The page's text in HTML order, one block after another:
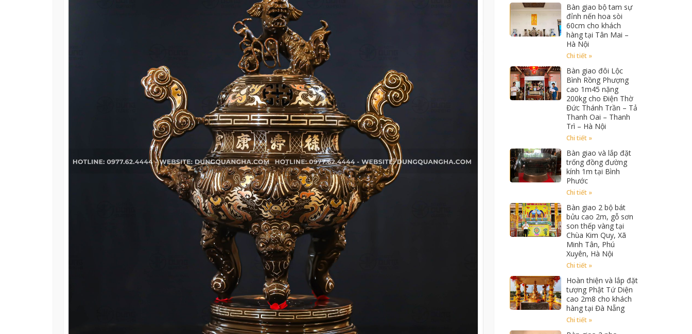
Bàn giao bộ tam sự
đỉnh nến hoa sòi
60cm cho khách
hàng tại Tân Mai –
Hà Nội
Chi tiết »
Bàn giao đôi Lộc
Bình Rồng Phượng
cao 1m45 nặng
200kg cho Điện Thờ
Đức Thánh Trần – Tả
Thanh Oai – Thanh
Trì – Hà Nội
Chi tiết »
Bàn giao và lắp đặt
trống đồng đường
kính 1m tại Bình
Phước
Chi tiết »
Bàn giao 2 bộ bát
bửu cao 2m, gỗ sơn
son thếp vàng tại
Chùa Kim Quy, Xã
Minh Tân, Phú
Xuyên, Hà Nội
Chi tiết »
Hoàn thiện và lắp đặt
tượng Phật Tứ Diện
cao 2m8 cho khách
hàng tại Đà Nẵng
Chi tiết »